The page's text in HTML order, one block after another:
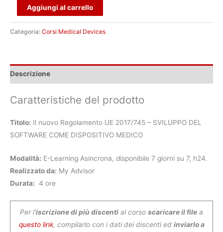
Aggiungi al carrello
Categoria: Corsi Medical Devices
Descrizione
Caratteristiche del prodotto
Titolo: Il nuovo Regolamento UE 2017/745 – SVILUPPO DEL
SOFTWARE COME DISPOSITIVO MEDICO
Modalità: E-Learning Asincrona, disponibile 7 giorni su 7, h24.
Realizzato da: My Advisor
Durata: 4 ore
Per l’iscrizione di più discenti al corso scaricare il file a
questo link, compilarlo con i dati dei discenti ed inviarlo a